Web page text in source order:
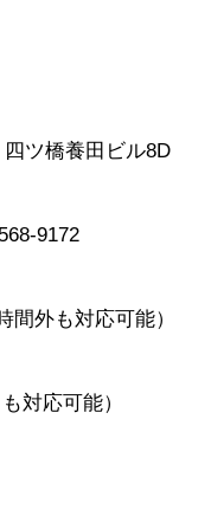
ツ橋養田ビル8D
9172
間外も対応可能）
対応可能）